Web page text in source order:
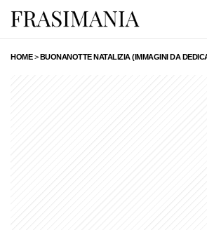
HOME>BUONANOTTE NATALIZIA (IMMAGINI DA